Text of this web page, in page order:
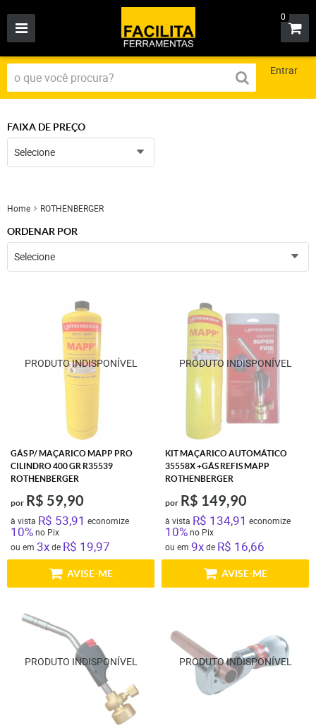
0
Entrar
FAIXA DE PREÇO
Selecione
Home ROTHENBERGER
ORDENAR POR
Selecione
GÁS P/ MAÇARICO MAPP PRO
CILINDRO 400 GR R35539
ROTHENBERGER
por R$ 59,90
à vista R$ 53,91 economize
10%no Pix
ou em 3xde R$ 19,97
AVISE-ME
KIT MAÇARICO AUTOMÁTICO
35558X +GÁS REFIS MAPP
ROTHENBERGER
por R$ 149,90
à vista R$ 134,91 economize
10%no Pix
ou em 9xde R$ 16,66
AVISE-ME